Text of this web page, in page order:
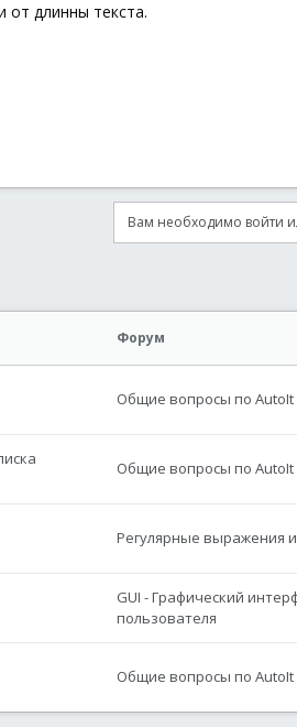
от длинны текста.
Вам необходимо войти
Форум
Общие вопросы по AutoIt
Общие вопросы по AutoIt
Регулярные выражения
GUI - Графический
пользователя
Общие вопросы по AutoIt